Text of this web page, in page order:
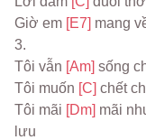
Giờ em [E7] mang
3.
Tôi vẫn [Am] sống
Tôi muốn [C] chết
Tôi mãi [Dm] mãi
lưu